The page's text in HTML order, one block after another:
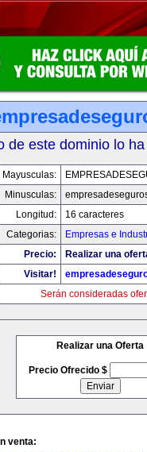
de este dominio lo
Mayusculas:
Minusculas:
Longitud:
16 caracteres
Categorias:
Empresas e
Precio:
Realizar una
Visitar!
Serán consideradas
Realizar una Oferta
Precio Ofrecido $
venta: